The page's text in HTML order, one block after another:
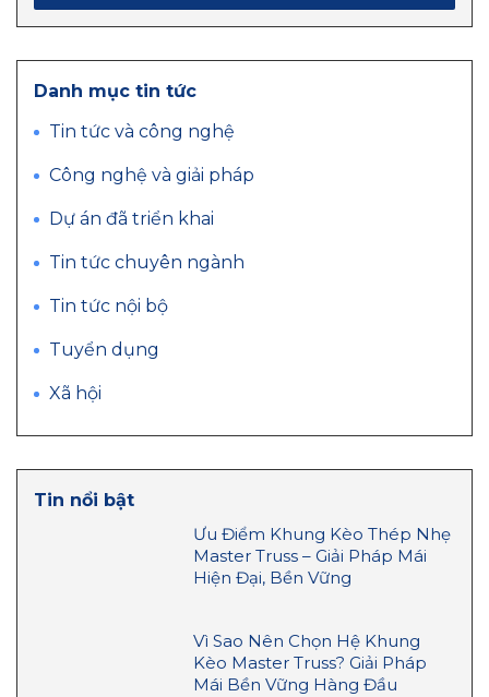
Danh mục tin tức
Tin tức và công nghệ
Công nghệ và giải pháp
Dự án đã triển khai
Tin tức chuyên ngành
Tin tức nội bộ
Tuyển dụng
Xã hội
Tin nổi bật
Ưu Điểm Khung Kèo Thép Nhẹ
Master Truss – Giải Pháp Mái
Hiện Đại, Bền Vững
Vì Sao Nên Chọn Hệ Khung
Kèo Master Truss? Giải Pháp
Mái Bền Vững Hàng Đầu